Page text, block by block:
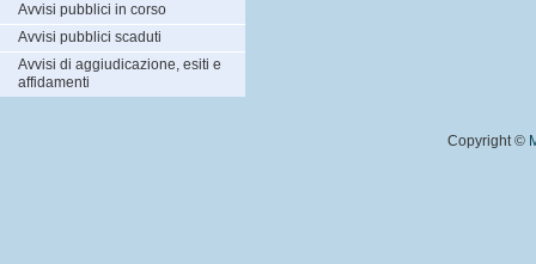
Avvisi pubblici in corso
Avvisi pubblici scaduti
Avvisi di aggiudicazione, esiti e
affidamenti
Copyright ©